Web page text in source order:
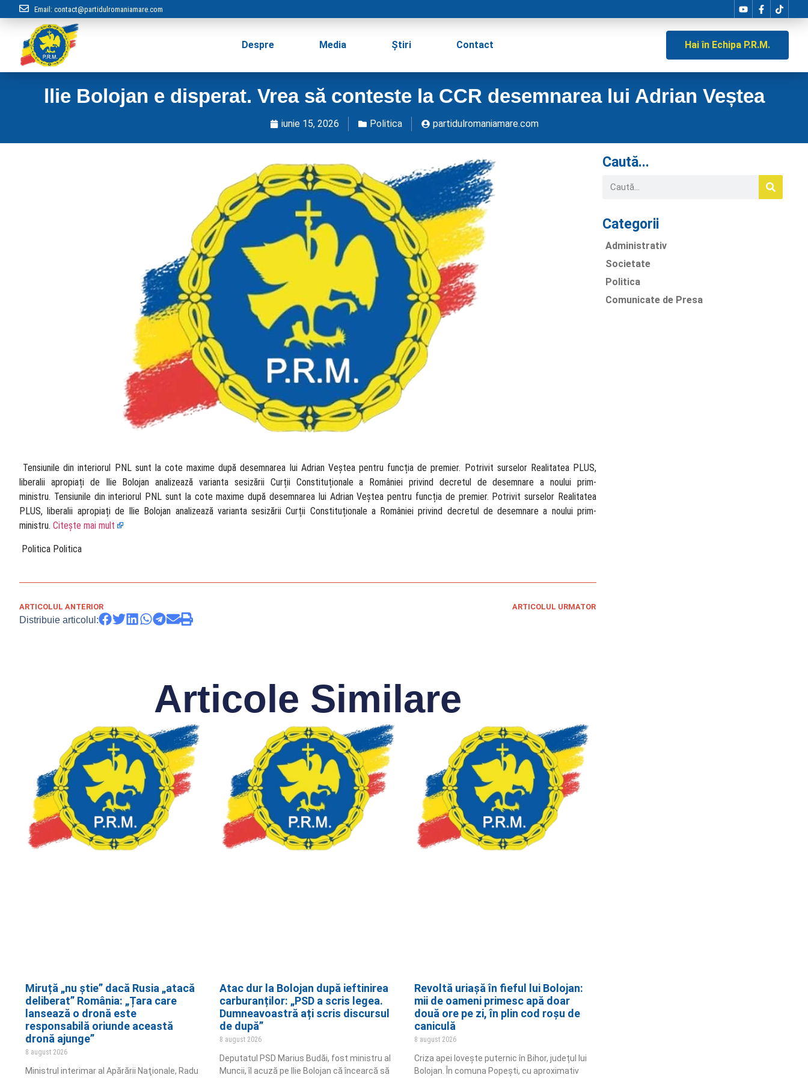
Email: contact@partidulromaniamare.com
Despre Media Știri Contact Hai în Echipa P.R.M.
llie Bolojan e disperat. Vrea să conteste la CCR desemnarea lui Adrian Veștea
iunie 15, 2026 Politica partidulromaniamare.com
​ Tensiunile din interiorul PNL sunt la cote maxime după desemnarea lui Adrian Veștea pentru funcția de premier. Potrivit surselor Realitatea PLUS,
liberalii apropiați de Ilie Bolojan analizează varianta sesizării Curții Constituționale a României privind decretul de desemnare a noului prim-
ministru. Tensiunile din interiorul PNL sunt la cote maxime după desemnarea lui Adrian Veștea pentru funcția de premier. Potrivit surselor Realitatea
PLUS, liberalii apropiați de Ilie Bolojan analizează varianta sesizării Curții Constituționale a României privind decretul de desemnare a noului prim-
ministru. Citește mai mult
​ Politica Politica
ARTICOLUL ANTERIOR ARTICOLUL URMATOR
Distribuie articolul:
Articole Similare
Miruță „nu știe” dacă Rusia „atacă
deliberat” România: „Țara care
lansează o dronă este
responsabilă oriunde această
dronă ajunge”
8 august 2026
Ministrul interimar al Apărării Naţionale, Radu
Atac dur la Bolojan după ieftinirea
carburanților: „PSD a scris legea.
Dumneavoastră ați scris discursul
de după”
8 august 2026
Deputatul PSD Marius Budăi, fost ministru al
Muncii, îl acuză pe Ilie Bolojan că încearcă să
Revoltă uriașă în fieful lui Bolojan:
mii de oameni primesc apă doar
două ore pe zi, în plin cod roșu de
caniculă
8 august 2026
Criza apei lovește puternic în Bihor, județul lui
Bolojan. În comuna Popești, cu aproximativ
Caută...
Categorii
Administrativ
Societate
Politica
Comunicate de Presa